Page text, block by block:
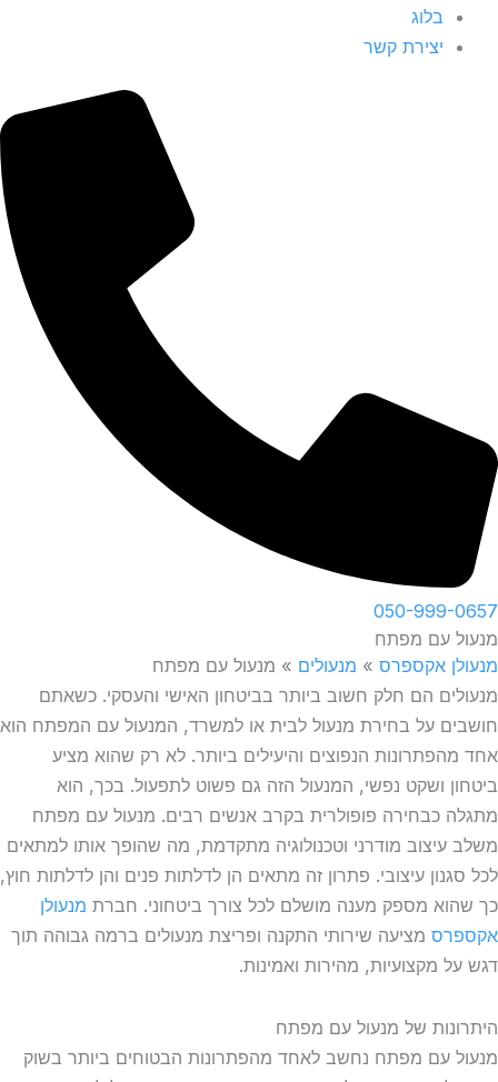
בלוג
יצירת קשר
050-999-0657
מנעול עם מפתח
מנעולן אקספרס » מנעולים » מנעול עם מפתח
מנעולים הם חלק חשוב ביותר בביטחון האישי והעסקי. כשאתם
חושבים על בחירת מנעול לבית או למשרד, המנעול עם המפתח הוא
אחד מהפתרונות הנפוצים והיעילים ביותר. לא רק שהוא מציע
ביטחון ושקט נפשי, המנעול הזה גם פשוט לתפעול. בכך, הוא
מתגלה כבחירה פופולרית בקרב אנשים רבים. מנעול עם מפתח
משלב עיצוב מודרני וטכנולוגיה מתקדמת, מה שהופך אותו למתאים
לכל סגנון עיצובי. פתרון זה מתאים הן לדלתות פנים והן לדלתות חוץ,
כך שהוא מספק מענה מושלם לכל צורך ביטחוני. חברת מנעולן
אקספרס מציעה שירותי התקנה ופריצת מנעולים ברמה גבוהה תוך
דגש על מקצועיות, מהירות ואמינות.
היתרונות של מנעול עם מפתח
מנעול עם מפתח נחשב לאחד מהפתרונות הבטוחים ביותר בשוק